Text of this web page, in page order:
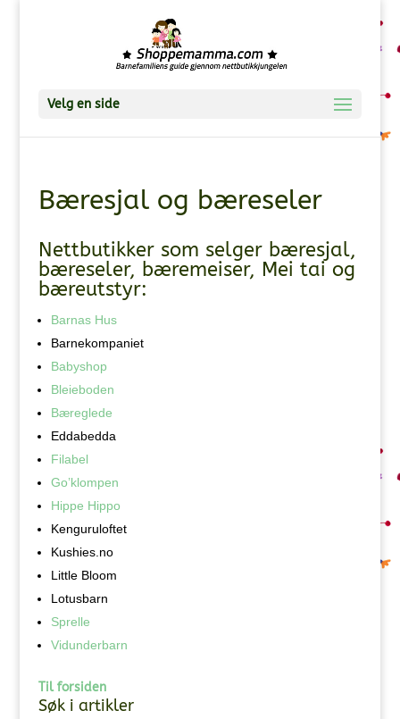
Velg en side
Bæresjal og bæreseler
Nettbutikker som selger bæresjal,
bæreseler, bæremeiser, Mei tai og
bæreutstyr:
Barnas Hus
Barnekompaniet
Babyshop
Bleieboden
Bæreglede
Eddabedda
Filabel
Go’klompen
Hippe Hippo
Kenguruloftet
Kushies.no
Little Bloom
Lotusbarn
Sprelle
Vidunderbarn
Til forsiden
Søk i artikler